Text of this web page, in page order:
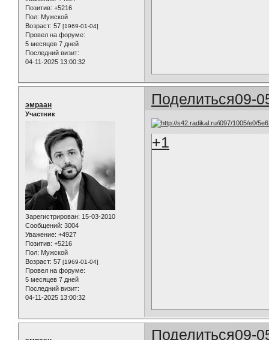
Позитив: +5216
Пол: Мужской
Возраст: 57 [1969-01-04]
Провел на форуме:
5 месяцев 7 дней
Последний визит:
04-11-2025 13:00:32
Поделиться09-
эмраан
Участник
Зарегистрирован: 15-03-2010
Сообщений: 3004
Уважение: +4927
Позитив: +5216
Пол: Мужской
Возраст: 57 [1969-01-04]
Провел на форуме:
5 месяцев 7 дней
Последний визит:
04-11-2025 13:00:32
+1
Поделиться09-